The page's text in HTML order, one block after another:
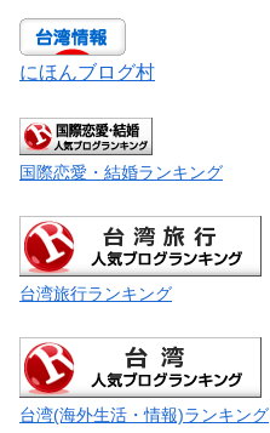
にほんブログ村
国際恋愛・結婚ランキング
台湾旅行ランキング
台湾(海外生活・情報)ランキング